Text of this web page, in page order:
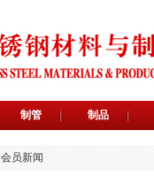
制管 制品
会员新闻